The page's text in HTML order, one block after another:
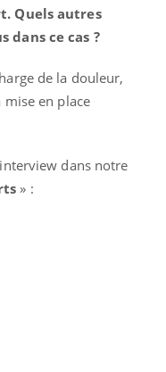
Quels autres
dans ce cas ?
de la douleur,
mise en place
dans notre
» :